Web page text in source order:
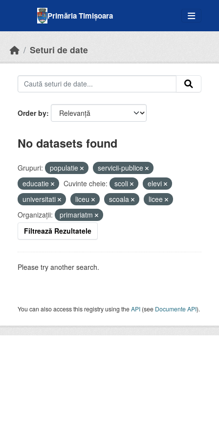
Primăria Timișoara
Seturi de date
Order by
No datasets found
Grupuri: populatie
servicii-publice
educatie
Cuvinte cheie: scoli
elevi
universitati
liceu scoala
licee
Organizații:
primariatm
Filtrează Rezultatele
Please try another search.
You can also access this registry using theAPI (see Documente API).